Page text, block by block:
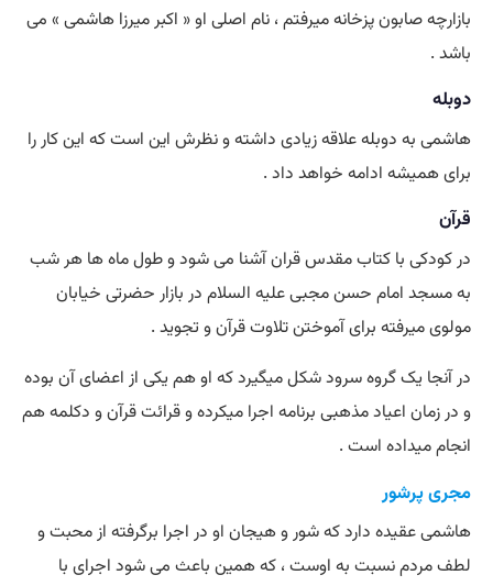
بازارچه صابون پزخانه میرفتم ، نام اصلی او « اکبر میرزا هاشمی » می
باشد .
دوبله
هاشمی به دوبله علاقه زیادی داشته و نظرش این است که این کار را
برای همیشه ادامه خواهد داد .
قرآن
در کودکی با کتاب مقدس قران آشنا می شود و طول ماه ها هر شب
به مسجد امام حسن مجبی علیه السلام در بازار حضرتی خیابان
مولوی میرفته برای آموختن تلاوت قرآن و تجوید .
در آنجا یک گروه سرود شکل میگیرد که او هم یکی از اعضای آن بوده
و در زمان اعیاد مذهبی برنامه اجرا میکرده و قرائت قرآن و دکلمه هم
انجام میداده است .
مجری پرشور
هاشمی عقیده دارد که شور و هیجان او در اجرا برگرفته از محبت و
لطف مردم نسبت به اوست ، که همین باعث می شود اجرای با